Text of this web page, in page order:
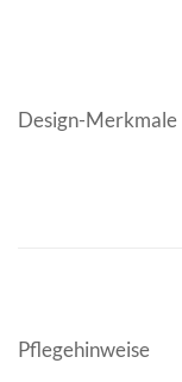
Design-Merkmale
Pflegehinweise